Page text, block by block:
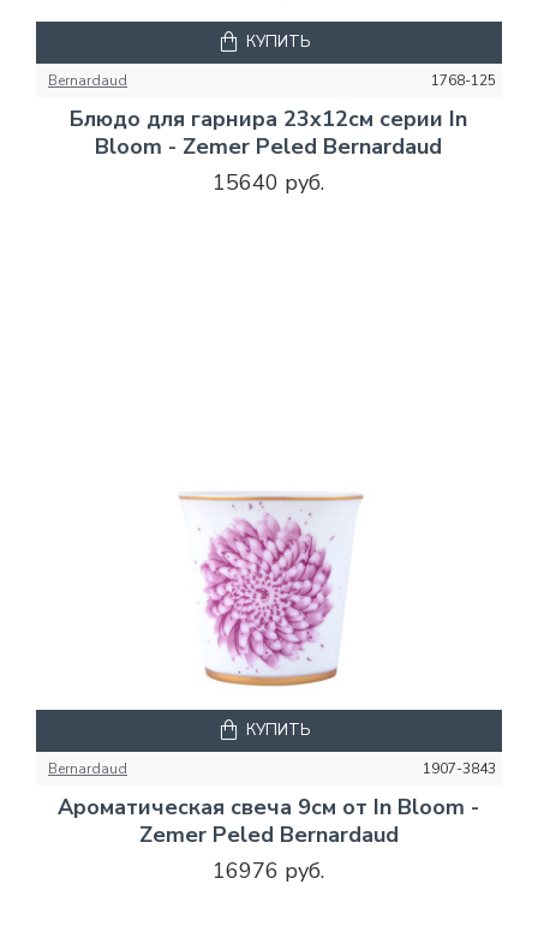
Bernardaud 1768-125
Блюдо для гарнира 23x12см серии In
Bloom - Zemer Peled Bernardaud
15640 руб.
КУПИТЬ
Bernardaud 1907-3843
Ароматическая свеча 9см от In Bloom -
Zemer Peled Bernardaud
16976 руб.
КУПИТЬ